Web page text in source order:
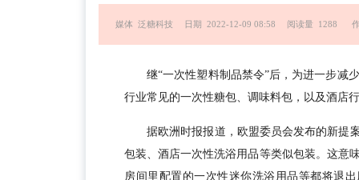
媒体 泛糖科技 日期 2022-12-09 08:58 阅读量 1288
继“一次性塑料制品禁令”后，为进一步减
行业常见的一次性糖包、调味料包，以及酒店
据欧洲时报报道，欧盟委员会发布的新提
包装、酒店一次性洗浴用品等类似包装。这意
房间里配置的一次性迷你洗浴用品等都将退